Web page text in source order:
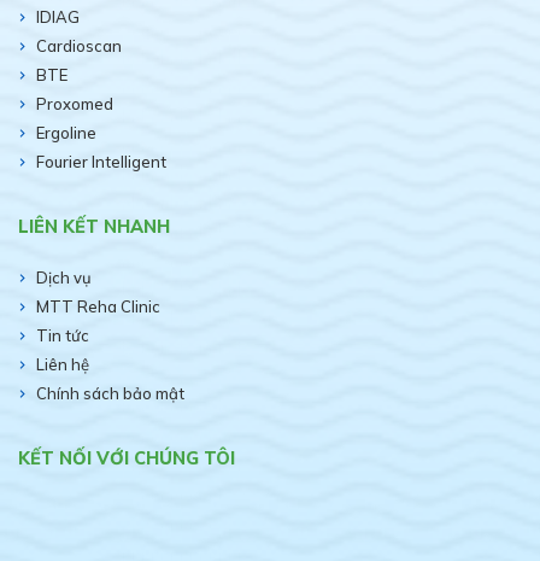
IDIAG
Cardioscan
BTE
Proxomed
Ergoline
Fourier Intelligent
LIÊN KẾT NHANH
Dịch vụ
MTT Reha Clinic
Tin tức
Liên hệ
Chính sách bảo mật
KẾT NỐI VỚI CHÚNG TÔI